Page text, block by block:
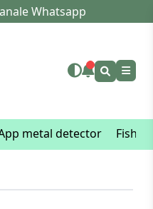
Whatsapp
metal detector Fisher